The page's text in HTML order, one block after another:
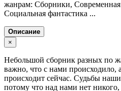
жанрам: Сборники, Современная
Социальная фантастика ...
Описание
×
Небольшой сборник разных по
важно, что с нами происходило,
происходит сейчас. Судьбы
потому что над нами нет